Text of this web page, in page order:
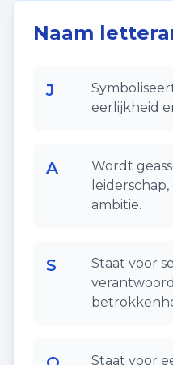
Naam
J
eerlijkheid
A
Wordt
ambitie.
S
Staat voor
Staat voor